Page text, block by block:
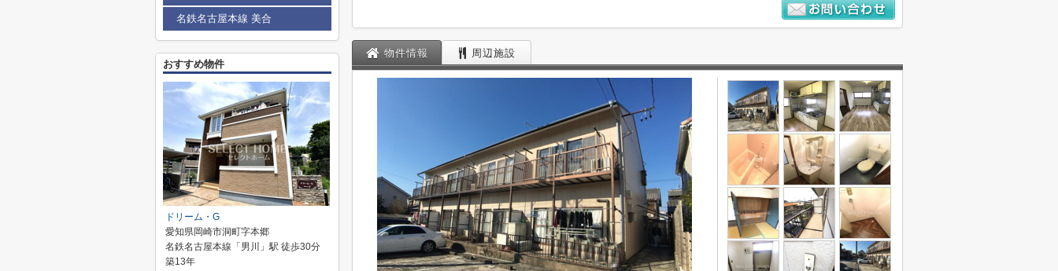
物件情報 周辺施設
名鉄名古屋本線 美合
おすすめ物件
ドリーム・G
愛知県岡崎市洞町字本郷
名鉄名古屋本線「男川」駅 徒歩30分
築13年